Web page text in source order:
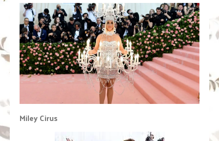
Miley Cirus